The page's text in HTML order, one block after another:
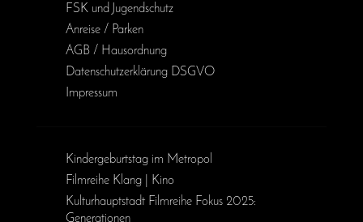
FSK und Jugendschutz
Anreise / Parken
AGB / Haus­ordnung
Daten­schutz­erklärung DSGVO
Impressum
Kinder­geburts­tag im Metropol
Filmreihe Klang | Kino
Kulturhauptstadt Filmreihe Fokus 2025:
Generationen